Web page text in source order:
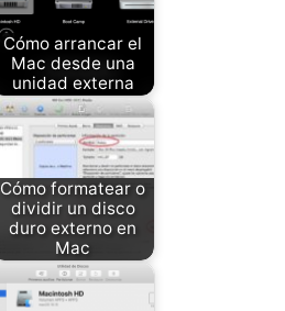
Cómo arrancar el
Mac desde una
unidad externa
Cómo formatear o
dividir un disco
duro externo en
Mac